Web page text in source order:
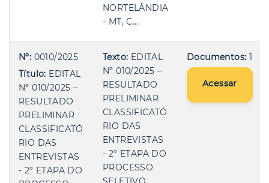
NORTELÂNDIA
- MT, C…
Nº: 0010/2025
Título: EDITAL
Nº 010/2025 –
RESULTADO
PRELIMINAR
CLASSIFICATÓ
RIO DAS
ENTREVISTAS
- 2° ETAPA DO
Texto: EDITAL
Nº 010/2025 –
RESULTADO
PRELIMINAR
CLASSIFICATÓ
RIO DAS
ENTREVISTAS
- 2° ETAPA DO
PROCESSO
Documentos: 1
Acessar